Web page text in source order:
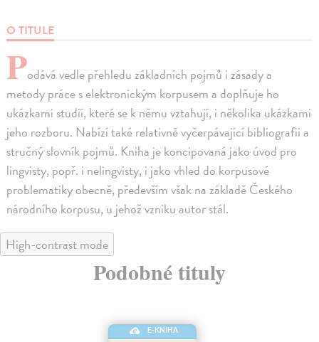
O TITULE
Podává vedle přehledu základních pojmů i zásady a
metody práce s elektronickým korpusem a doplňuje ho
ukázkami studií, které se k němu vztahují, i několika ukázkami
jeho rozboru. Nabízí také relativně vyčerpávající bibliografii a
stručný slovník pojmů. Kniha je koncipovaná jako úvod pro
lingvisty, popř. i nelingvisty, i jako vhled do korpusové
problematiky obecně, především však na základě Českého
národního korpusu, u jehož vzniku autor stál.
High-contrast mode
Podobné tituly
E-KNIHA